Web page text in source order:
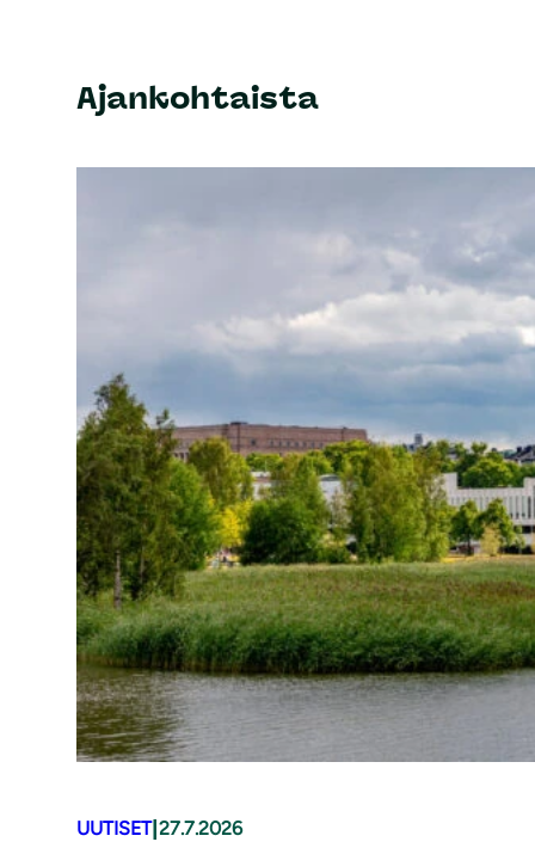
Ajankohtaista
UUTISET| 27.7.2026